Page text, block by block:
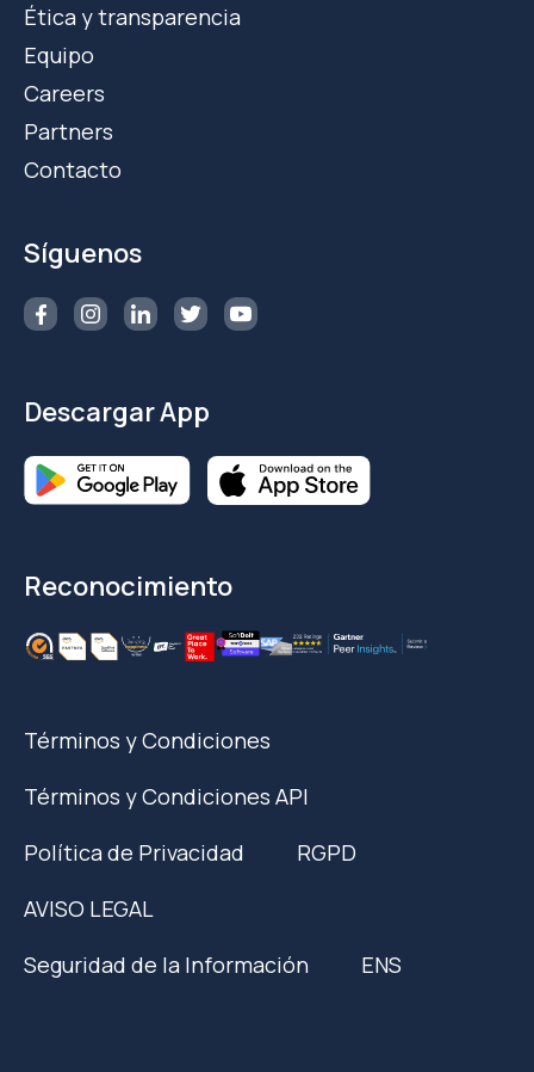
Ética y transparencia
Equipo
Careers
Partners
Contacto
Síguenos
Descargar App
Reconocimiento
Términos y Condiciones
Términos y Condiciones API
Política de Privacidad
RGPD
AVISO LEGAL
Seguridad de la Información
ENS